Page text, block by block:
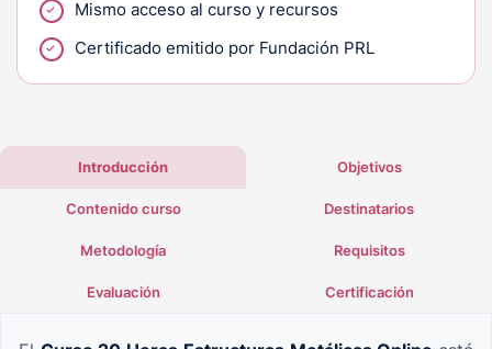
Mismo acceso al curso y recursos
Certificado emitido por Fundación PRL
Introducción Objetivos
Contenido curso Destinatarios
Metodología Requisitos
Evaluación Certificación